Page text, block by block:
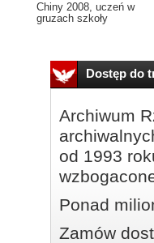
Chiny 2008, uczeń w
gruzach szkoły
Dostęp do
Archiwum
od 1993
Ponad
Zamów